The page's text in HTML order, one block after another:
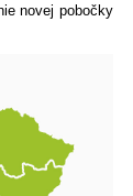
novej pobočky